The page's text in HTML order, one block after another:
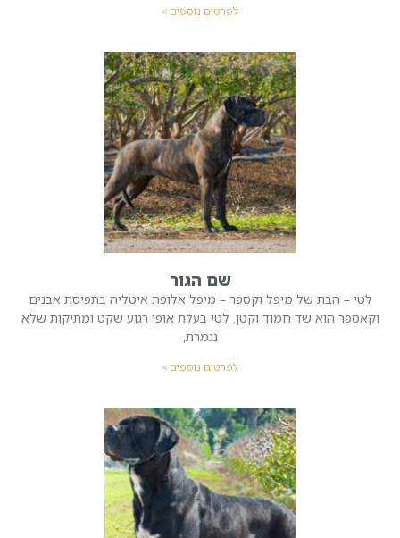
לפרטים נוספים »
שם הגור
לטי – הבת של מיפל וקספר – מיפל אלופת איטליה בתפיסת אבנים
וקאספר הוא שד חמוד וקטן. לטי בעלת אופי רגוע שקט ומתיקות שלא
נגמרת,
לפרטים נוספים »